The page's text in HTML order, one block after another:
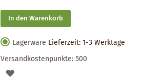
In den Warenkorb
Lagerware Lieferzeit: 1-3 Werktage
Versandkostenpunkte:500
AUF